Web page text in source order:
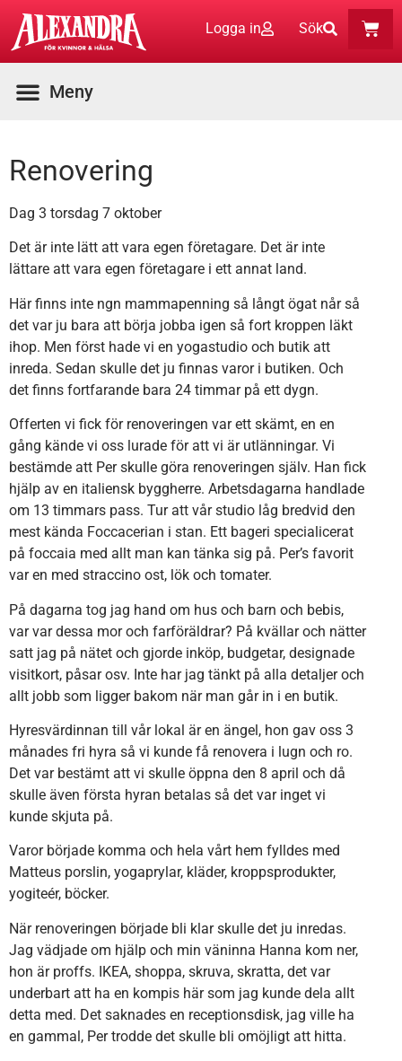
Logga in Sök
Renovering
Dag 3 torsdag 7 oktober
Det är inte lätt att vara egen företagare. Det är inte
lättare att vara egen företagare i ett annat land.
Här finns inte ngn mammapenning så långt ögat når så
det var ju bara att börja jobba igen så fort kroppen läkt
ihop. Men först hade vi en yogastudio och butik att
inreda. Sedan skulle det ju finnas varor i butiken. Och
det finns fortfarande bara 24 timmar på ett dygn.
Offerten vi fick för renoveringen var ett skämt, en en
gång kände vi oss lurade för att vi är utlänningar. Vi
bestämde att Per skulle göra renoveringen själv. Han fick
hjälp av en italiensk byggherre. Arbetsdagarna handlade
om 13 timmars pass. Tur att vår studio låg bredvid den
mest kända Foccacerian i stan. Ett bageri specialicerat
på foccaia med allt man kan tänka sig på. Per’s favorit
var en med straccino ost, lök och tomater.
På dagarna tog jag hand om hus och barn och bebis,
var var dessa mor och farföräldrar? På kvällar och nätter
satt jag på nätet och gjorde inköp, budgetar, designade
visitkort, påsar osv. Inte har jag tänkt på alla detaljer och
allt jobb som ligger bakom när man går in i en butik.
Hyresvärdinnan till vår lokal är en ängel, hon gav oss 3
månades fri hyra så vi kunde få renovera i lugn och ro.
Det var bestämt att vi skulle öppna den 8 april och då
skulle även första hyran betalas så det var inget vi
kunde skjuta på.
Varor började komma och hela vårt hem fylldes med
Matteus porslin, yogaprylar, kläder, kroppsprodukter,
yogiteér, böcker.
När renoveringen började bli klar skulle det ju inredas.
Jag vädjade om hjälp och min väninna Hanna kom ner,
hon är proffs. IKEA, shoppa, skruva, skratta, det var
underbart att ha en kompis här som jag kunde dela allt
detta med. Det saknades en receptionsdisk, jag ville ha
en gammal, Per trodde det skulle bli omöjligt att hitta.